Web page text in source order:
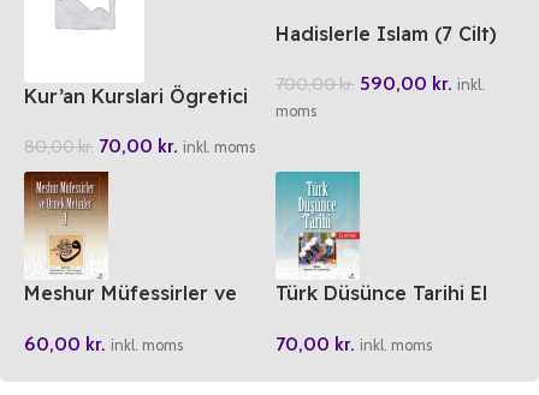
Kur’an Kurslari Ögretici
80,00kr. 70,00 kr. inkl. moms
Hadislerle Islam (7 Cilt)
700,00kr. 590,00 kr. inkl.
moms
Meshur Müfessirler ve
60,00 kr. inkl. moms
Türk Düsünce Tarihi El
70,00 kr. inkl. moms